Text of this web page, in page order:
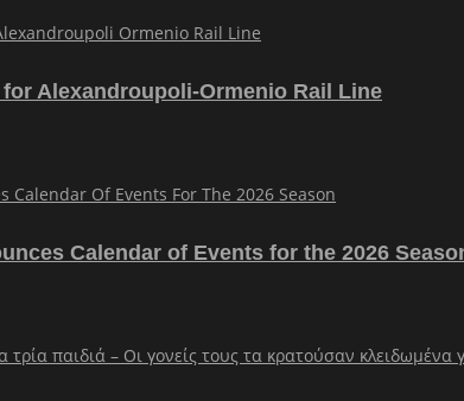
Alexandroupoli-Ormenio Rail Line
Calendar of Events for the 2026